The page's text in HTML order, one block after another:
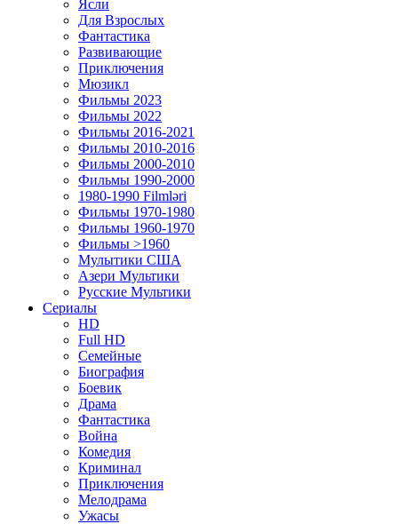
Ясли
Для Взрослых
Фантастика
Развивающие
Приключения
Мюзикл
Фильмы 2023
Фильмы 2022
Фильмы 2016-2021
Фильмы 2010-2016
Фильмы 2000-2010
Фильмы 1990-2000
1980-1990 Filmləri
Фильмы 1970-1980
Фильмы 1960-1970
Фильмы >1960
Мулытики США
Азери Мультики
Русские Мультики
Сериалы
HD
Full HD
Семейные
Биография
Боевик
Драма
Фантастика
Война
Комедия
Криминал
Приключения
Мелодрама
Ужасы